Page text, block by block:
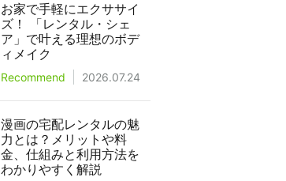
お家で手軽にエクササイ
ズ！ 「レンタル・シェ
ア」で叶える理想のボデ
ィメイク
Recommend 2026.07.24
漫画の宅配レンタルの魅
力とは？メリットや料
金、仕組みと利用方法を
わかりやすく解説